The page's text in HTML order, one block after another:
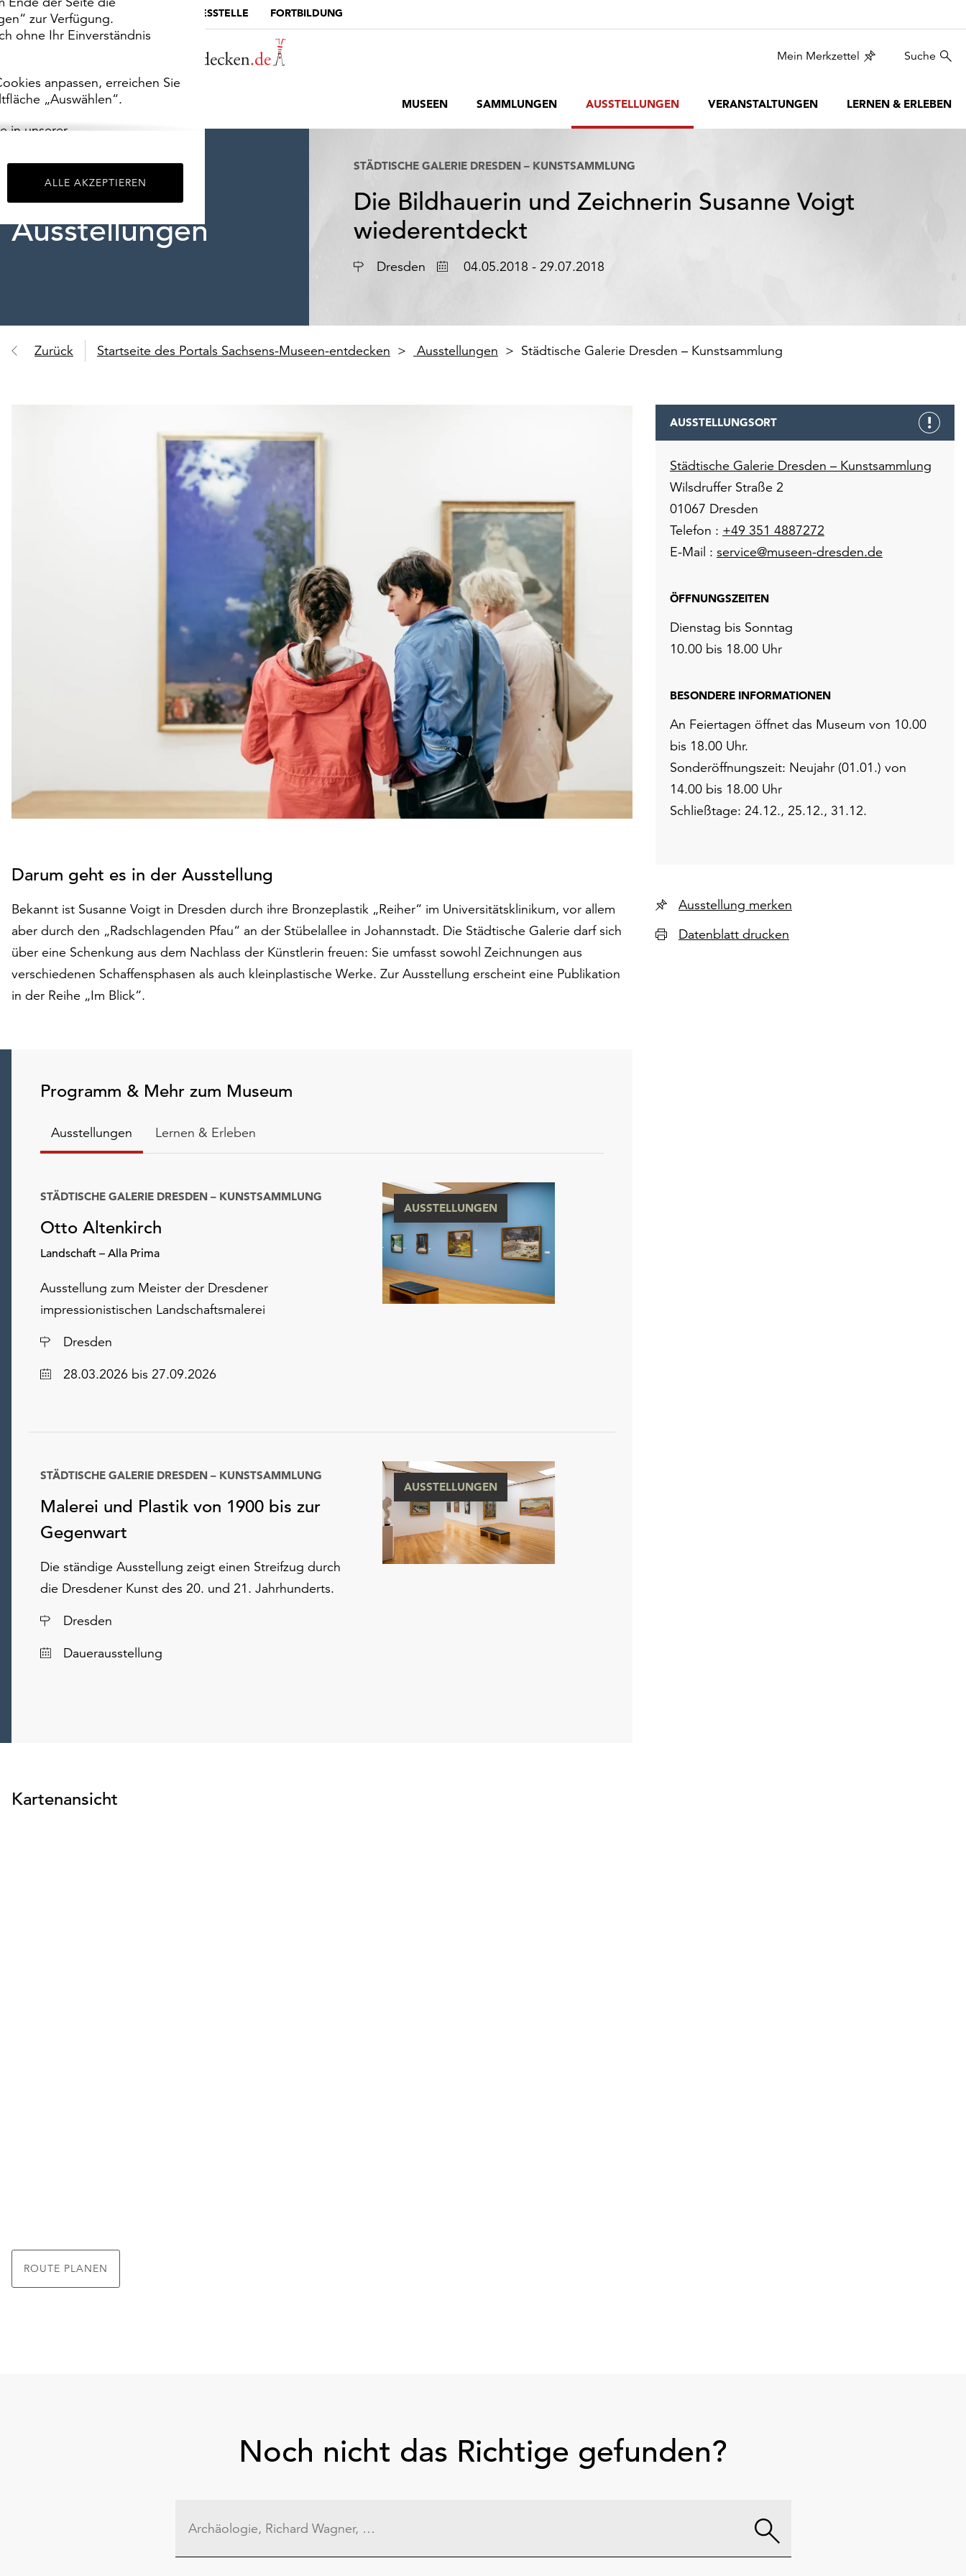
zur Verfügung.
ohne Ihr Einverständnis
anpassen, erreichen Sie
„Auswählen“.
in unserer
ALLE AKZEPTIEREN
MUSEUMSPORTAL DIE LANDESSTELLE FORTBILDUNG
Mein Merkzettel Suche
MUSEEN SAMMLUNGEN AUSSTELLUNGEN VERANSTALTUNGEN LERNEN & ERLEBEN
Ausstellungen
STÄDTISCHE GALERIE DRESDEN – KUNSTSAMMLUNG
Die Bildhauerin und Zeichnerin Susanne Voigt
wiederentdeckt
Ort Dresden Datum04.05.2018 - 29.07.2018
Zurück Startseite des Portals Sachsens-Museen-entdecken Ausstellungen Städtische Galerie Dresden – Kunstsammlung
Darum geht es in der Ausstellung
Bekannt ist Susanne Voigt in Dresden durch ihre Bronzeplastik „Reiher“ im Universitätsklinikum, vor allem
aber durch den „Radschlagenden Pfau“ an der Stübelallee in Johannstadt. Die Städtische Galerie darf sich
über eine Schenkung aus dem Nachlass der Künstlerin freuen: Sie umfasst sowohl Zeichnungen aus
verschiedenen Schaffensphasen als auch kleinplastische Werke. Zur Ausstellung erscheint eine Publikation
in der Reihe „Im Blick“.
Programm & Mehr zum Museum
Ausstellungen Lernen & Erleben
Otto Altenkirch
Landschaft – Alla Prima
STÄDTISCHE GALERIE DRESDEN – KUNSTSAMMLUNG
Ausstellung zum Meister der Dresdener
impressionistischen Landschaftsmalerei
Ort
Dresden
Datum28.03.2026 bis 27.09.2026
AUSSTELLUNGEN
Malerei und Plastik von 1900 bis zur
Gegenwart
STÄDTISCHE GALERIE DRESDEN – KUNSTSAMMLUNG
Die ständige Ausstellung zeigt einen Streifzug durch
die Dresdener Kunst des 20. und 21. Jahrhunderts.
Ort
Dresden
Datum
Dauerausstellung
AUSSTELLUNGEN
Kartenansicht
ROUTE PLANEN
AUSSTELLUNGSORT
Städtische Galerie Dresden – Kunstsammlung
Wilsdruffer Straße 2
01067 Dresden
Telefon : +49 351 4887272
E-Mail : service@museen-dresden.de
ÖFFNUNGSZEITEN
Dienstag bis Sonntag
10.00 bis 18.00 Uhr
BESONDERE INFORMATIONEN
An Feiertagen öffnet das Museum von 10.00
bis 18.00 Uhr.
Sonderöffnungszeit: Neujahr (01.01.) von
14.00 bis 18.00 Uhr
Schließtage: 24.12., 25.12., 31.12.
Ausstellung merken
Datenblatt drucken
Noch nicht das Richtige gefunden?